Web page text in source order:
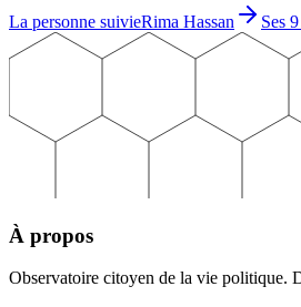
La personne suivieRima Hassan Ses
À propos
Observatoire citoyen de la vie politique.